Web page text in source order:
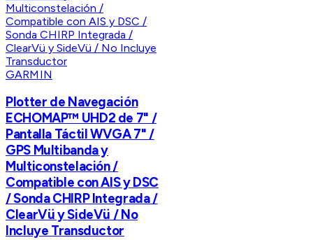
GARMIN
Plotter de Navegación
ECHOMAP™ UHD2 de 7" /
Pantalla Táctil WVGA 7" /
GPS Multibanda y
Multiconstelación /
Compatible con AIS y DSC
/ Sonda CHIRP Integrada /
ClearVü y SideVü / No
Incluye Transductor